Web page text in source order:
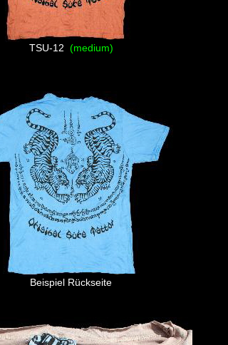
TSU-12 (medium)
Beispiel Rückseite